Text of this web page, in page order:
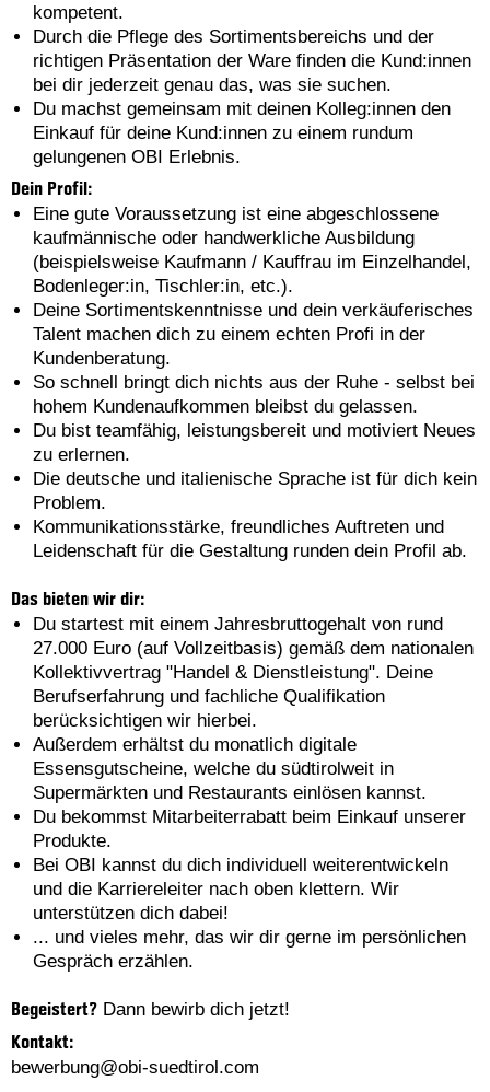
kompetent.
Durch die Pflege des Sortimentsbereichs und der
richtigen Präsentation der Ware finden die Kund:innen
bei dir jederzeit genau das, was sie suchen.
Du machst gemeinsam mit deinen Kolleg:innen den
Einkauf für deine Kund:innen zu einem rundum
gelungenen OBI Erlebnis.
Dein Profil:
Eine gute Voraussetzung ist eine abgeschlossene
kaufmännische oder handwerkliche Ausbildung
(beispielsweise Kaufmann / Kauffrau im Einzelhandel,
Bodenleger:in, Tischler:in, etc.).
Deine Sortimentskenntnisse und dein verkäuferisches
Talent machen dich zu einem echten Profi in der
Kundenberatung.
So schnell bringt dich nichts aus der Ruhe - selbst bei
hohem Kundenaufkommen bleibst du gelassen.
Du bist teamfähig, leistungsbereit und motiviert Neues
zu erlernen.
Die deutsche und italienische Sprache ist für dich kein
Problem.
Kommunikationsstärke, freundliches Auftreten und
Leidenschaft für die Gestaltung runden dein Profil ab.
Das bieten wir dir:
Du startest mit einem Jahresbruttogehalt von rund
27.000 Euro (auf Vollzeitbasis) gemäß dem nationalen
Kollektivvertrag "Handel & Dienstleistung". Deine
Berufserfahrung und fachliche Qualifikation
berücksichtigen wir hierbei.
Außerdem erhältst du monatlich digitale
Essensgutscheine, welche du südtirolweit in
Supermärkten und Restaurants einlösen kannst.
Du bekommst Mitarbeiterrabatt beim Einkauf unserer
Produkte.
Bei OBI kannst du dich individuell weiterentwickeln
und die Karriereleiter nach oben klettern. Wir
unterstützen dich dabei!
... und vieles mehr, das wir dir gerne im persönlichen
Gespräch erzählen.
Begeistert? Dann bewirb dich jetzt!
Kontakt:
bewerbung@obi-suedtirol.com